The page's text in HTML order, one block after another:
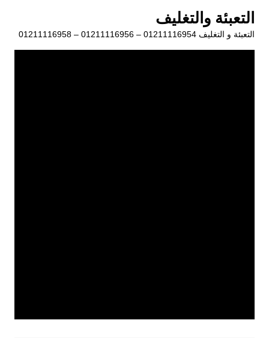
المحتوى
التعبئة والتغليف
التعبئة و التغليف 01211116954 – 01211116956 – 01211116958